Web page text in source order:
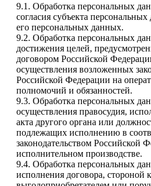
9.1. Обработка персональных
согласия субъекта
его персональных данных.
9.2. Обработка персональных
достижения целей,
договором Российской
осуществления возложенных
Российской Федерации на
полномочий и обязанностей.
9.3. Обработка персональных
осуществления правосудия,
акта другого органа или
подлежащих исполнению в
законодательством Российской
исполнительном производстве.
9.4. Обработка персональных
исполнения договора, стороной